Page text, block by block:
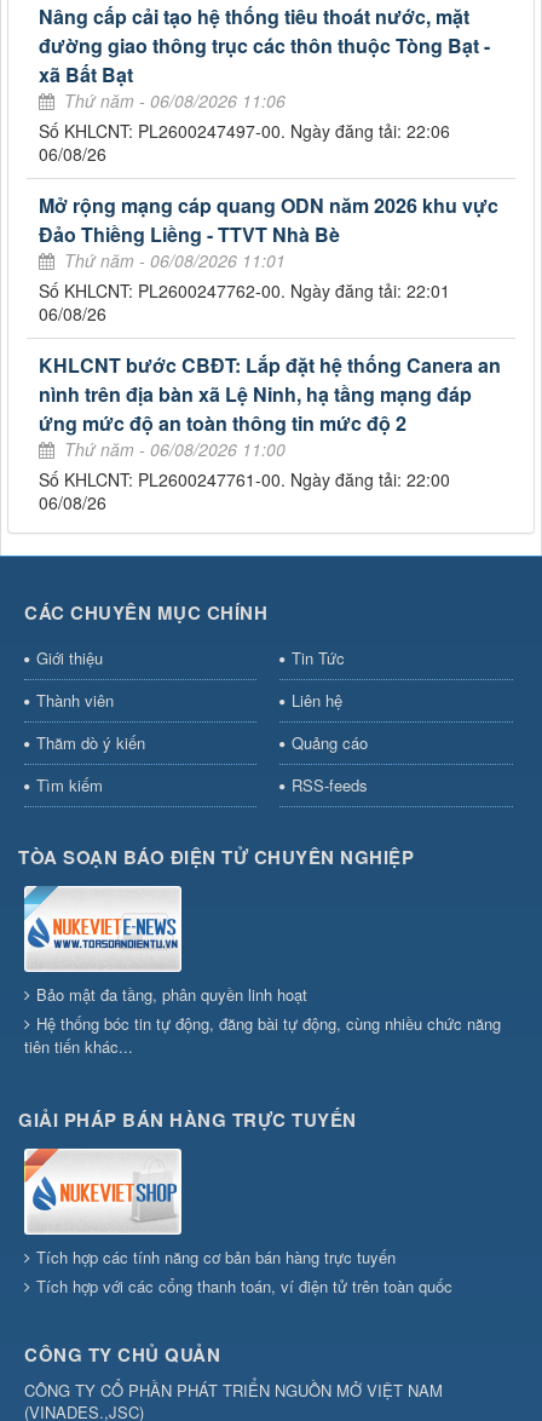
Nâng cấp cải tạo hệ thống tiêu thoát nước, mặt
đường giao thông trục các thôn thuộc Tòng Bạt -
xã Bất Bạt
Thứ năm - 06/08/2026 11:06
Số KHLCNT: PL2600247497-00. Ngày đăng tải: 22:06
06/08/26
Mở rộng mạng cáp quang ODN năm 2026 khu vực
Đảo Thiềng Liềng - TTVT Nhà Bè
Thứ năm - 06/08/2026 11:01
Số KHLCNT: PL2600247762-00. Ngày đăng tải: 22:01
06/08/26
KHLCNT bước CBĐT: Lắp đặt hệ thống Canera an
nình trên địa bàn xã Lệ Ninh, hạ tầng mạng đáp
ứng mức độ an toàn thông tin mức độ 2
Thứ năm - 06/08/2026 11:00
Số KHLCNT: PL2600247761-00. Ngày đăng tải: 22:00
06/08/26
CÁC CHUYÊN MỤC CHÍNH
Giới thiệu
Tin Tức
Thành viên
Liên hệ
Thăm dò ý kiến
Quảng cáo
Tìm kiếm
RSS-feeds
TÒA SOẠN BÁO ĐIỆN TỬ CHUYÊN NGHIỆP
Bảo mật đa tầng, phân quyền linh hoạt
Hệ thống bóc tin tự động, đăng bài tự động, cùng nhiều chức năng
tiên tiến khác...
GIẢI PHÁP BÁN HÀNG TRỰC TUYẾN
Tích hợp các tính năng cơ bản bán hàng trực tuyến
Tích hợp với các cổng thanh toán, ví điện tử trên toàn quốc
CÔNG TY CHỦ QUẢN
CÔNG TY CỔ PHẦN PHÁT TRIỂN NGUỒN MỞ VIỆT NAM
(VINADES.,JSC)